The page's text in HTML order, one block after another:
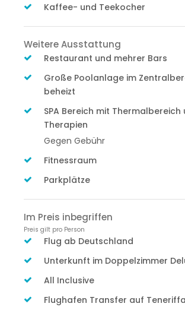
Kaffee- und Teekocher
Weitere Ausstattung
Restaurant und mehrer Bars
Große Poolanlage im
beheizt
SPA Bereich mit Thermalbereich
Therapien
Gegen Gebühr
Fitnessraum
Parkplätze
Im Preis inbegriffen
Preis gilt pro Person
Flug ab Deutschland
Unterkunft im Doppelzimmer
All Inclusive
Flughafen Transfer auf Teneriffa